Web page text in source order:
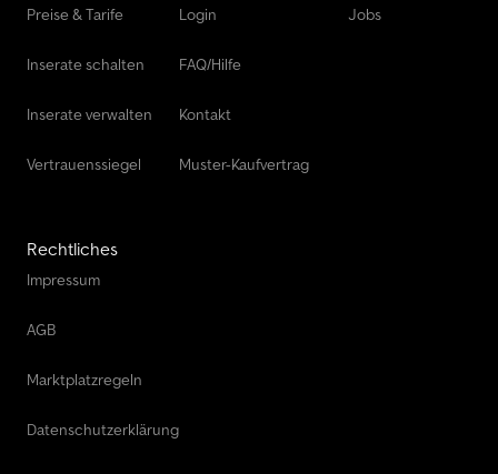
Preise & Tarife
Inserate schalten
Inserate verwalten
Vertrauenssiegel
Login
FAQ/Hilfe
Kontakt
Muster-Kaufvertrag
Jobs
Rechtliches
Impressum
AGB
Marktplatzregeln
Datenschutzerklärung